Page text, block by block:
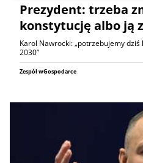
Prezydent: trzeba
konstytucję albo ją
Karol Nawrocki: „potrzebujemy
2030”
Zespół wGospodarce